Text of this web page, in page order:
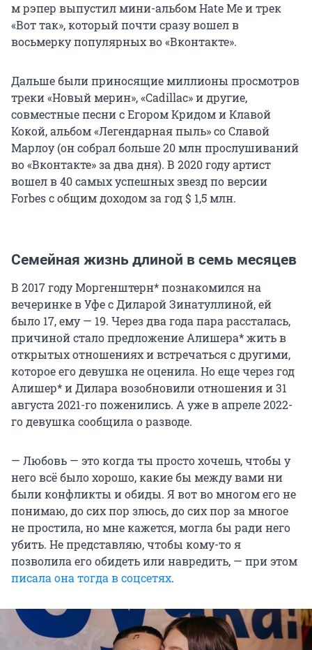
м рэпер выпустил мини-альбом Hate Me и трек
«Вот так», который почти сразу вошел в
восьмерку популярных во «Вконтакте».
Дальше были приносящие миллионы просмотров
треки «Новый мерин», «Cadillac» и другие,
совместные песни с Егором Кридом и Клавой
Кокой, альбом «Легендарная пыль» со Славой
Марлоу (он собрал больше 20 млн прослушиваний
во «Вконтакте» за два дня). В 2020 году артист
вошел в 40 самых успешных звезд по версии
Forbes с общим доходом за год $ 1,5 млн.
Семейная жизнь длиной в семь месяцев
В 2017 году Моргенштерн* познакомился на
вечеринке в Уфе с Диларой Зинатуллиной, ей
было 17, ему — 19. Через два года пара рассталась,
причиной стало предложение Алишера* жить в
открытых отношениях и встречаться с другими,
которое его девушка не оценила. Но еще через год
Алишер* и Дилара возобновили отношения и 31
августа 2021-го поженились. А уже в апреле 2022-
го девушка сообщила о разводе.
— Любовь — это когда ты просто хочешь, чтобы у
него всё было хорошо, какие бы между вами ни
были конфликты и обиды. Я вот во многом его не
понимаю, до сих пор злюсь, до сих пор за многое
не простила, но мне кажется, могла бы ради него
убить. Не представляю, чтобы кому-то я
позволила его обидеть или навредить, — при этом
писала она тогда в соцсетях.